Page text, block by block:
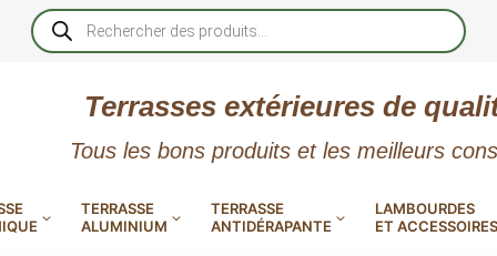
Recherche
de
produits
Terrasses extérieures de
Tous les bons produits et les meilleurs
TERRASSE
ALUMINIUM
TERRASSE
ANTIDÉRAPANTE
LAMBOURDES
ET ACCESSOIRES